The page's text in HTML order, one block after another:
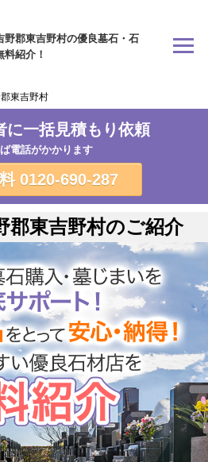
野郡東吉野村の優良墓石・石
料紹介！
東吉野村
に一括見積もり依頼
電話がかかります
0120-690-287
郡東吉野村のご紹介